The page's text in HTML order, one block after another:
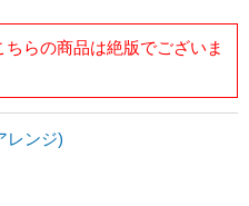
らの商品は絶版でございま
レンジ)